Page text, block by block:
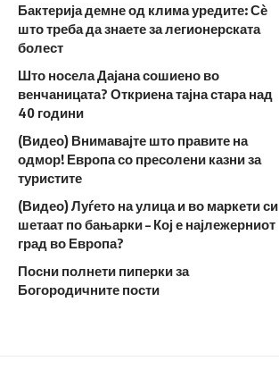
Бактерија демне од клима уредите: Сѐ
што треба да знаете за легионерската
болест
Што носела Дајана сошиено во
венчаницата? Откриена тајна стара над
40 години
(Видео) Внимавајте што правите на
одмор! Европа со пресолени казни за
туристите
(Видео) Луѓето на улица и во маркети си
шетаат по бањарки – Кој е најлежерниот
град во Европа?
Посни полнети пиперки за
Богородичните пости